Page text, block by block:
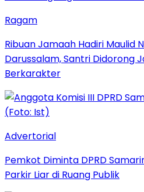
Ragam
Ribuan Jamaah Hadiri Maulid
Darussalam, Santri Didorong
Berkarakter
Advertorial
Pemkot Diminta DPRD
Parkir Liar di Ruang Publik